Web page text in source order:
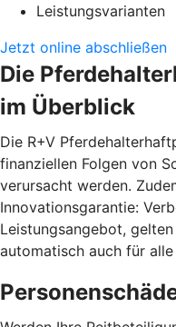
Leistungsvarianten
Jetzt online abschließen
Die
im Überblick
Die R+V
finanziellen Folgen von
verursacht werden.
Innovationsgarantie:
Leistungsangebot,
automatisch auch für